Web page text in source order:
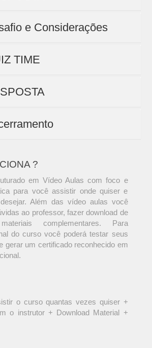
e Considerações
TIME
?
em Vídeo Aulas com foco e
para você assistir onde quiser e
Além das vídeo aulas você
ao professor, fazer download de
complementares. Para
do curso você poderá testar seus
gerar um certificado reconhecido em
o curso quantas vezes quiser +
o instrutor + Download Material +